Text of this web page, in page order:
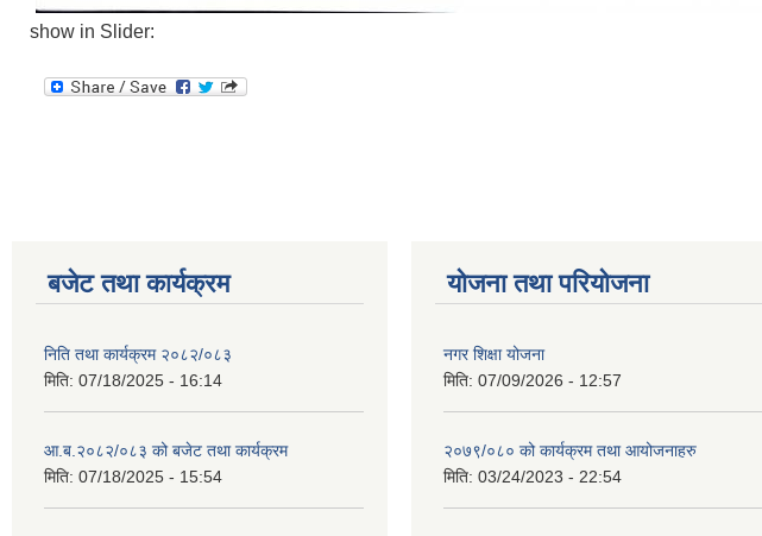
show in Slider:
बजेट तथा कार्यक्रम
निति तथा कार्यक्रम २०८२/०८३
मिति: 07/18/2025 - 16:14
आ.ब.२०८२/०८३ को बजेट तथा कार्यक्रम
मिति: 07/18/2025 - 15:54
योजना तथा परियोजना
नगर शिक्षा योजना
मिति: 07/09/2026 - 12:57
२०७९/०८० को कार्यक्रम तथा आयोजनाहरु
मिति: 03/24/2023 - 22:54